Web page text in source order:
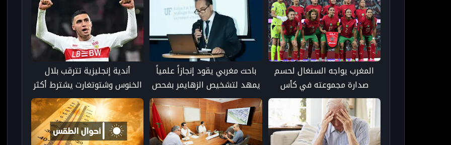
المغرب يواجه السنغال لحسم
صدارة مجموعته في كأس
إفريقيا للسيدات
باحث مغربي يقود إنجازاً علمياً
يمهد لتشخيص الزهايمر بفحص
دم قبل سنوات من ظهور
الأعراض
أندية إنجليزية تترقب بلال
الخنوس وشتوتغارت يشترط أكثر
من 60 مليون يورو